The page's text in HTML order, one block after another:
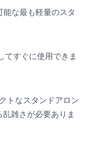
能な最も軽量のスタ
てすぐに使用できま
トなスタンドアロン
雑さが必要ありま